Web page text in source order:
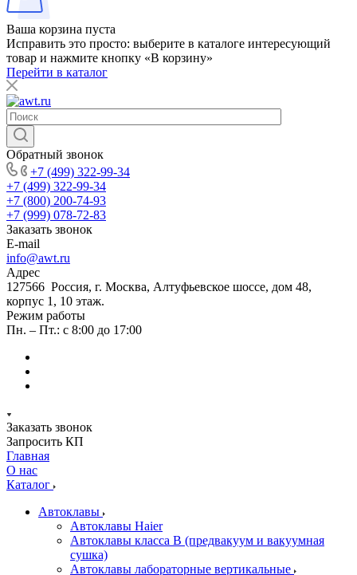
Ваша корзина пуста
Исправить это просто: выберите в каталоге интересующий
товар и нажмите кнопку «В корзину»
Перейти в каталог
Обратный звонок
+7 (499) 322-99-34
+7 (499) 322-99-34
+7 (800) 200-74-93
+7 (999) 078-72-83
Заказать звонок
E-mail
info@awt.ru
Адрес
127566 Россия, г. Москва, Алтуфьевское шоссе, дом 48,
корпус 1, 10 этаж.
Режим работы
Пн. – Пт.: с 8:00 до 17:00
Заказать звонок
Запросить КП
Главная
О нас
Каталог
Автоклавы
Автоклавы Haier
Автоклавы класса B (предвакуум и вакуумная
сушка)
Автоклавы лабораторные вертикальные